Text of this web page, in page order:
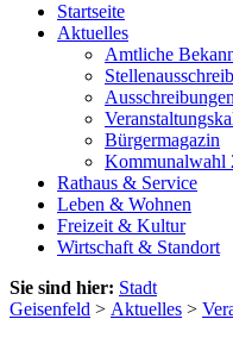
Startseite
Aktuelles
Amtliche
Ausschreibungen
Bürgermagazin
Kommunalwahl
Rathaus & Service
Leben & Wohnen
Freizeit & Kultur
Wirtschaft & Standort
Sie sind hier: Stadt
Geisenfeld > Aktuelles >